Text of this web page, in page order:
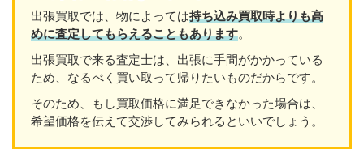
出張買取では、物によっては持ち込み買取時よりも高
めに査定してもらえることもあります。
出張買取で来る査定士は、出張に手間がかかっている
ため、なるべく買い取って帰りたいものだからです。
そのため、もし買取価格に満足できなかった場合は、
希望価格を伝えて交渉してみられるといいでしょう。